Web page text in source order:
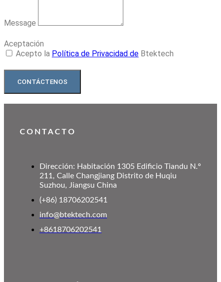
Message
Aceptación
Acepto la Política de Privacidad de Btektech
CONTÁCTENOS
CONTACTO
Dirección: Habitación 1305 Edificio Tiandu N.º
211, Calle Changjiang Distrito de Huqiu
Suzhou, Jiangsu China
(+86) 18706202541
info@btektech.com
+8618706202541